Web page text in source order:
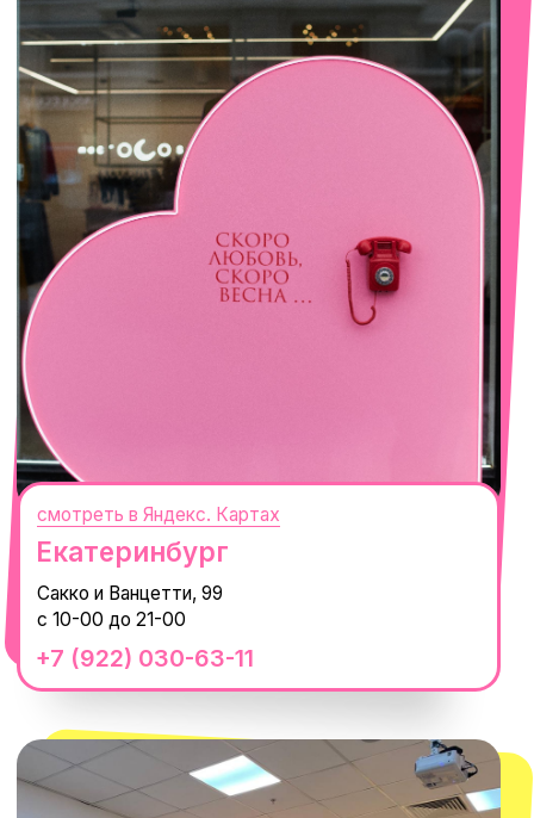
Сочи
Село Эстосадок, ТРЦ Горки Молл,
Горная Карусель, 3
+7 (919) 374-04-04
с 10-00 до 22-00
смотреть в Яндекс. Картах
ул. Проспект Мира, 211 к2
с 10-00 до 22-00
Москва
смотреть в Яндекс.Картах
СЕКРЕТНЫЕ ПРОМОКОДЫ, ПРИГЛАШЕНИЯ
НА МЕРОПРИЯТИЯ И АНОНСЫ НОВИНОК